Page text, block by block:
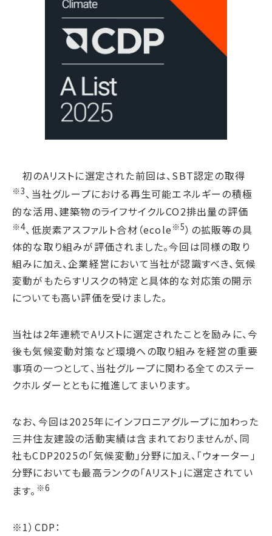
サプライチェーン・マネジメント
人財戦略
健康・安全
社会データ
ガバナンス
コンプライアンス
リスクマネジメント
情報セキュリティ
ガバナンスデータ
地球への配当
ESGデータ
GRIスタンダード対照表
統合報告書ダウンロード
初のAリストに選定された前回は、SBT認定の取得
※3、当社グループにおける再生可能エネルギーの積極
的な活用、建築物のライフサイクルCO2排出量の評価
※4、低炭素アスファルト合材（ecole※5）の拡販等の具
体的な取り組みが評価されました。今回は同様の取り
組みに加え、企業経営において当社が認識すべき、気候
変動がもたらすリスクの特定と具体的な対応策の開示
についても高い評価を受けました。
当社は2年連続でAリストに選定されたことを励みに、今
後も気候変動対策など環境への取り組みを経営の重要
事項の一つとして、当社グループに関わる全てのステー
クホルダーとともに推進してまいります。
なお、今回は2025年にインフロニアグループに加わった
三井住友建設の活動実績は含まれておりませんが、同
社もCDP2025の「気候変動」分野に加え、「ウォーター」
分野においても最高ランクの「Aリスト」に選定されてい
ます。 ※6
※1）CDP：